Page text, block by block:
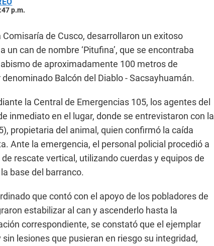
p.m.
de Cusco, desarrollaron un exitoso
un can de nombre ‘Pitufina’, que se encontraba
de aproximadamente 100 metros de
Balcón del Diablo - Sacsayhuamán.
la Central de Emergencias 105, los agentes del
inmediato en el lugar, donde se entrevistaron con la
propietaria del animal, quien confirmó la caída
Ante la emergencia, el personal policial procedió a
rescate vertical, utilizando cuerdas y equipos de
base del barranco.
que contó con el apoyo de los pobladores de
estabilizar al can y ascenderlo hasta la
correspondiente, se constató que el ejemplar
lesiones que pusieran en riesgo su integridad,